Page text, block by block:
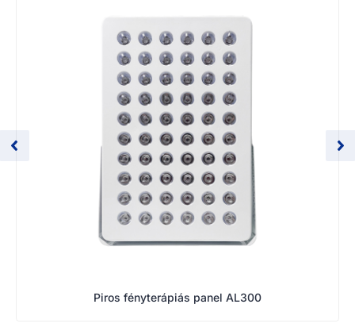
Piros fényterápiás panel AL300